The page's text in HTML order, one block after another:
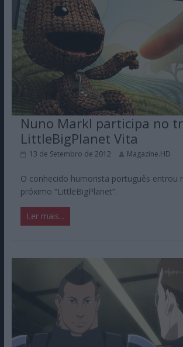
Nuno Markl participa no
LittleBigPlanet Vita
13 de Setembro de 2012 Magazine.HD
O conhecido humorista português entrou
próximo “LittleBigPlanet”.
Ler mais...